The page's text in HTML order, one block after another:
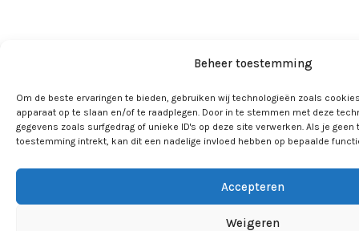
Beheer toestemming
Om de beste ervaringen te bieden, gebruiken wij technologieën zoals
apparaat op te slaan en/of te raadplegen. Door in te stemmen met deze
gegevens zoals surfgedrag of unieke ID's op deze site verwerken. Als je
toestemming intrekt, kan dit een nadelige invloed hebben op bepaalde
Accepteren
Weigeren